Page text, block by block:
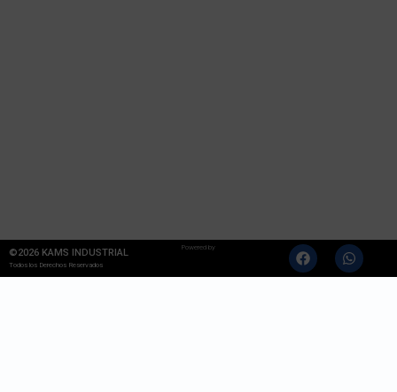
©2026 KAMS INDUSTRIAL
Todos los Derechos Reservados
Powered by